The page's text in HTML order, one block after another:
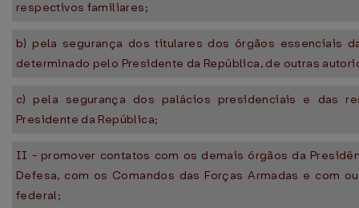
respectivos familiares;
b) pela segurança dos titulares dos órgãos essenciais
determinado pelo Presidente da República, de outras
c) pela segurança dos palácios presidenciais e das
Presidente da República;
II - promover contatos com os demais órgãos da
Defesa, com os Comandos das Forças Armadas e com
federal;